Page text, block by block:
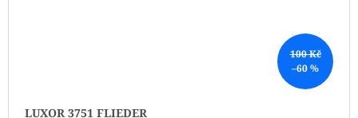
100 Kč
–60 %
LUXOR 3751 FLIEDER